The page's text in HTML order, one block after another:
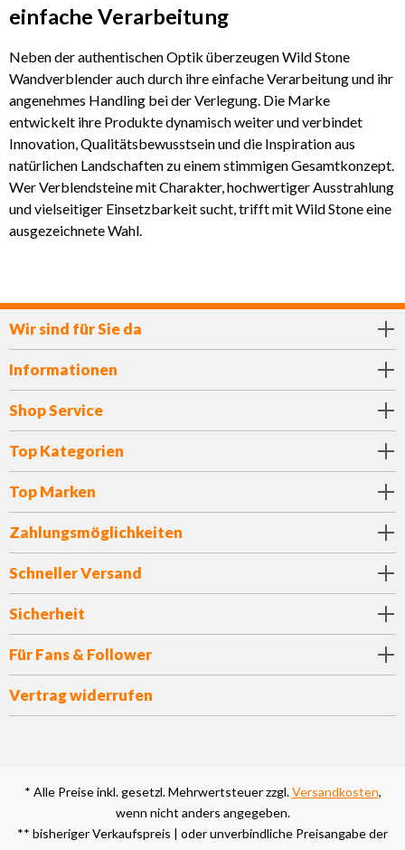
einfache Verarbeitung
Neben der authentischen Optik überzeugen Wild Stone
Wandverblender auch durch ihre einfache Verarbeitung und ihr
angenehmes Handling bei der Verlegung. Die Marke
entwickelt ihre Produkte dynamisch weiter und verbindet
Innovation, Qualitätsbewusstsein und die Inspiration aus
natürlichen Landschaften zu einem stimmigen Gesamtkonzept.
Wer Verblendsteine mit Charakter, hochwertiger Ausstrahlung
und vielseitiger Einsetzbarkeit sucht, trifft mit Wild Stone eine
ausgezeichnete Wahl.
Wir sind für Sie da
Informationen
Shop Service
Top Kategorien
Top Marken
Zahlungsmöglichkeiten
Schneller Versand
Sicherheit
Für Fans & Follower
Vertrag widerrufen
* Alle Preise inkl. gesetzl. Mehrwertsteuer zzgl.Versandkosten,
wenn nicht anders angegeben.
** bisheriger Verkaufspreis | oder unverbindliche Preisangabe der